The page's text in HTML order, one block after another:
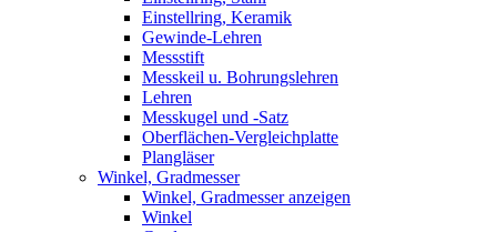
Einstellring, Keramik
Gewinde-Lehren
Messstift
Messkeil u. Bohrungslehren
Lehren
Messkugel und -Satz
Oberflächen-Vergleichplatte
Plangläser
Winkel, Gradmesser
Winkel, Gradmesser anzeigen
Winkel